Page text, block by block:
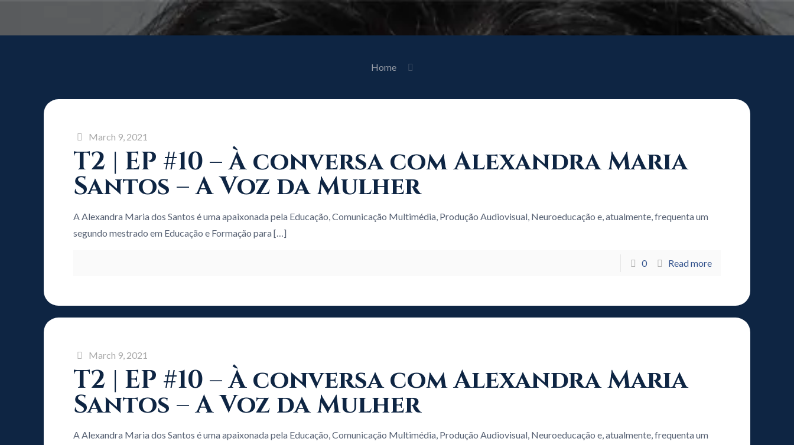
Home
March 9, 2021
T2 | EP #10 – À conversa com Alexandra Maria
Santos – A Voz da Mulher
A Alexandra Maria dos Santos é uma apaixonada pela Educação, Comunicação Multimédia, Produção Audiovisual, Neuroeducação e, atualmente, frequenta um
segundo mestrado em Educação e Formação para[…]
0 Read more
March 9, 2021
T2 | EP #10 – À conversa com Alexandra Maria
Santos – A Voz da Mulher
A Alexandra Maria dos Santos é uma apaixonada pela Educação, Comunicação Multimédia, Produção Audiovisual, Neuroeducação e, atualmente, frequenta um